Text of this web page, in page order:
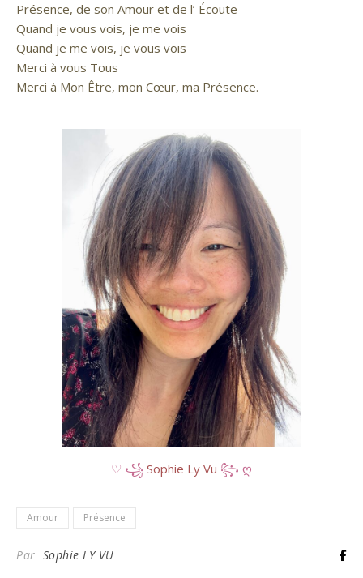
Présence, de son Amour et de l’ Écoute
Quand je vous vois, je me vois
Quand je me vois, je vous vois
Merci à vous Tous
Merci à Mon Être, mon Cœur, ma Présence.
♡ ꧁ Sophie Ly Vu ꧂ ღ
Amour Présence
Par Sophie LY VU